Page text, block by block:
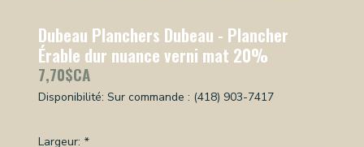
Dubeau Planchers Dubeau - Plancher
Érable dur nuance verni mat 20%
7,70$CA
Disponibilité: Sur commande : (418) 903-7417
Largeur: *